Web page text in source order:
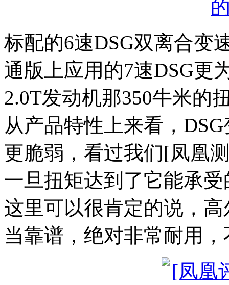
标配的6速DSG双离合变
通版上应用的7速DSG更
2.0T发动机那350牛米的
从产品特性上来看，
更脆弱，看过我们[凤凰
一旦扭矩达到了它能承
这里可以很肯定的说，
当靠谱，绝对非常耐用